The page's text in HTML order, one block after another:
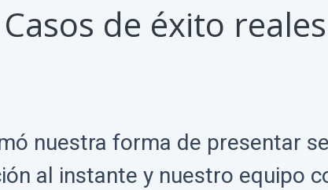
Casos de éxito reales
nuestra forma de presentar
al instante y nuestro equipo